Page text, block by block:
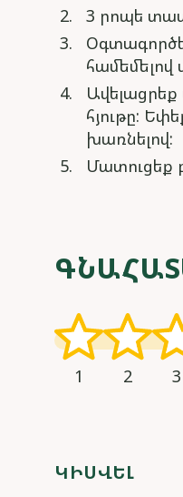
3 րոպե
հյութը:
խառնելով:
Մատուցեք
1 2 3
ԿԻՍՎԵԼ